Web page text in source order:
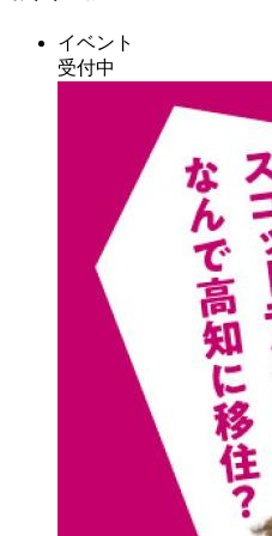
イベント
受付中